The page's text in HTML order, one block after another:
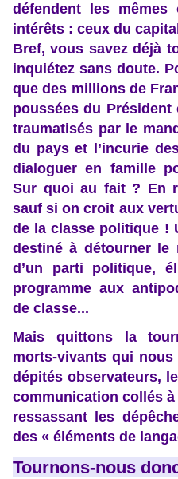
défendent les
intérêts : ceux du
Bref, vous savez déjà
inquiétez sans doute.
que des millions de
poussées du
traumatisés par le
du pays et l’incurie
dialoguer en famille
Sur quoi au fait ? En
sauf si on croit aux
de la classe politique !
destiné à détourner le
d’un parti politique,
programme aux
de classe...
Mais quittons la
morts-vivants qui
dépités observateurs,
communication collés
ressassant les
des « éléments de
Tournons-nous